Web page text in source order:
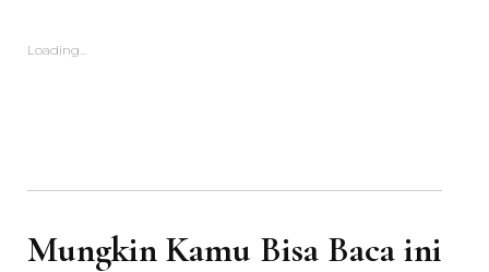
Loading...
Mungkin Kamu Bisa Baca ini